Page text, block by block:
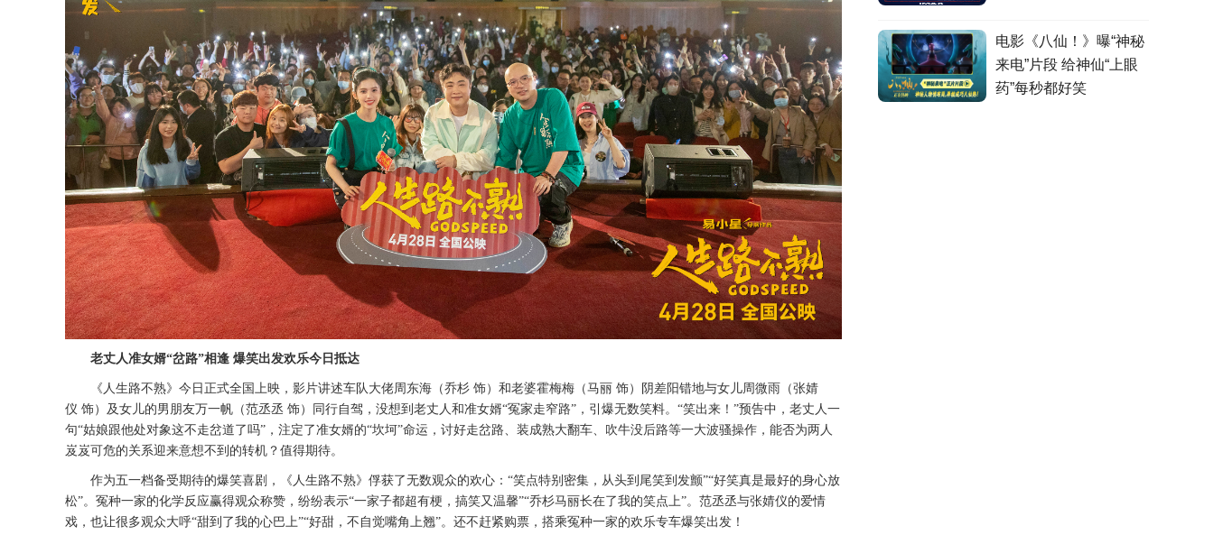
老丈人准女婿“岔路”相逢 爆笑出发欢乐今日抵达
《人生路不熟》 今日正式全国上映，影片讲述车队大佬周东海（乔杉 饰）和老婆霍梅梅（马丽 饰）阴差阳错地与女儿周微雨（张婧
仪 饰）及女儿的男朋友万一帆（范丞丞 饰）同行自驾， 没想到老丈人和准女婿“冤家走窄路”， 引爆无数笑料。 “笑出来！ ”预告中，老丈人一
句“姑娘跟他处对象这不走岔道了吗”， 注定了准女婿的“坎坷”命运，讨好走岔路、装成熟大翻车、吹牛没后路等一大波骚操作，能否为两人
岌岌可危的关系迎来意想不到的转机？值得期待。
作为五一档备受期待的爆笑喜剧， 《人生路不熟》 俘获了无数观众的欢心： “笑点特别密集，从头到尾笑到发颤”“好笑真是最好的身心放
松”。冤种一家的化学反应赢得观众称赞，纷纷表示“一家子都超有梗，搞笑又温馨”“乔杉马丽长在了我的笑点上”。范丞丞与张婧仪的爱情
戏，也让很多观众大呼“甜到了我的心巴上”“好甜，不自觉嘴角上翘”。还不赶紧购票，搭乘冤种一家的欢乐专车爆笑出发！
电影《八仙！》曝“神秘
来电”片段 给神仙“上眼
药”每秒都好笑